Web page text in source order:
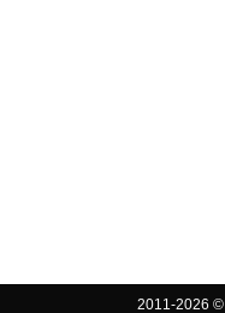
2011-2026 ©